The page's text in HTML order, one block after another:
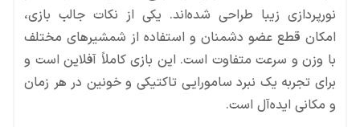
نورپردازی زیبا طراحی شده‌اند. یکی از نکات جالب بازی،
امکان قطع عضو دشمنان و استفاده از شمشیرهای مختلف
با وزن و سرعت متفاوت است. این بازی کاملاً آفلاین است و
برای تجربه یک نبرد سامورایی تاکتیکی و خونین در هر زمان
و مکانی ایده‌آل است.